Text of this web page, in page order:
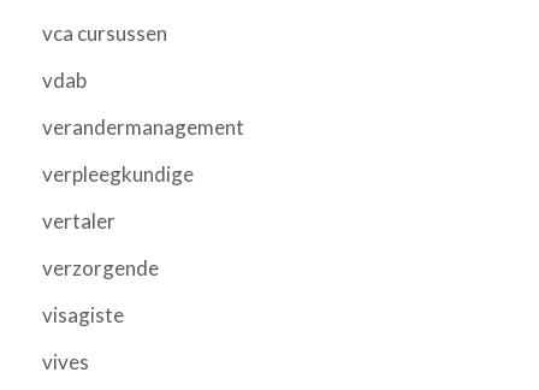
vca cursussen
vdab
verandermanagement
verpleegkundige
vertaler
verzorgende
visagiste
vives